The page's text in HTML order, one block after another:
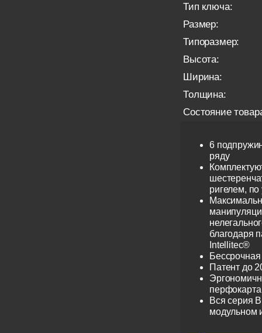
Тип ключа:
Размер:
Типоразмер:
Высота:
Ширина:
Толщина:
Состояние
6
ряду
ригелем,
благодаря
Intellitec®
Патент до
перфокарта
Вся серия
модульном